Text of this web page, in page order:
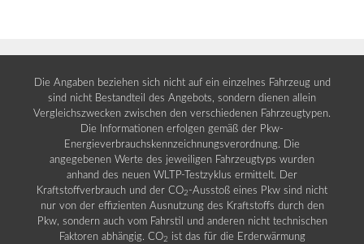
Die Angaben beziehen sich nicht auf ein einzelnes Fahrzeug und
sind nicht Bestandteil des Angebots, sondern dienen allein
Vergleichszwecken zwischen den verschiedenen Fahrzeugtypen.
Die Informationen erfolgen gemäß der Pkw-
Energieverbrauchskennzeichnungsverordnung. Die
angegebenen Werte des jeweiligen Fahrzeugtyps wurden
anhand des neuen WLTP-Testzyklus ermittelt. Der
Kraftstoffverbrauch und der CO2 -Ausstoß eines Pkw sind nicht
nur von der effizienten Ausnutzung des Kraftstoffs durch den
Pkw, sondern auch vom Fahrstil und anderen nicht technischen
Faktoren abhängig. CO2 ist das für die Erderwärmung